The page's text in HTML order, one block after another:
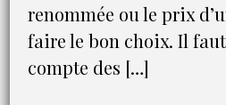
renommée ou le prix
faire le bon choix. Il
compte des […]